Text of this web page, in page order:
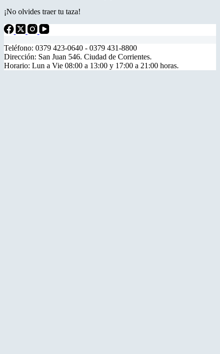
¡No olvides traer tu taza!
Teléfono: 0379 423-0640 - 0379 431-8800
Dirección: San Juan 546. Ciudad de Corrientes.
Horario: Lun a Vie 08:00 a 13:00 y 17:00 a 21:00 horas.